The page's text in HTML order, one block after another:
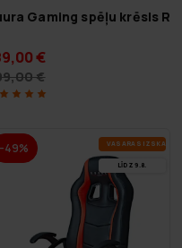
Gaming spēļu krēsls
€
€
-49% VA­SA­RAS IZ­SKA­ŅA
LĪDZ 9.8.